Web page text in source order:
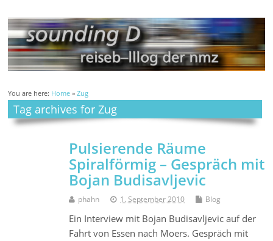
You are here: Home »Zug
Tag archives for Zug
Pulsierende Räume
Spiralförmig – Gespräch mit
Bojan Budisavljevic
phahn 1. September 2010 Blog
Ein Interview mit Bojan Budisavljevic auf der
Fahrt von Essen nach Moers. Gespräch mit